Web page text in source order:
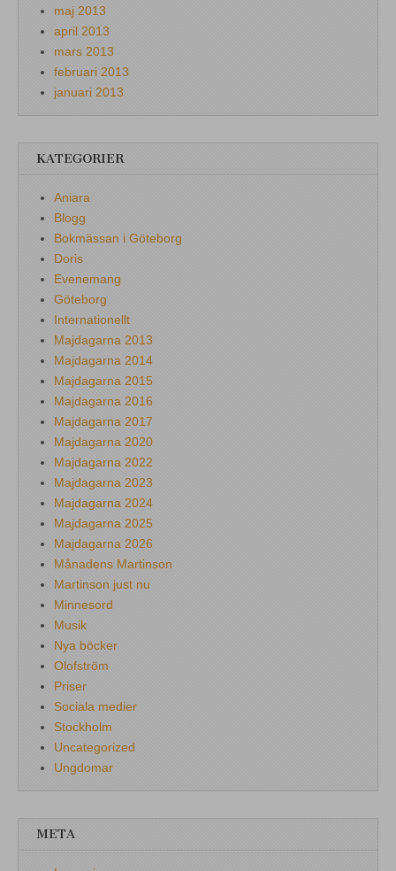
maj 2013
april 2013
mars 2013
februari 2013
januari 2013
KATEGORIER
Aniara
Blogg
Bokmässan i Göteborg
Doris
Evenemang
Göteborg
Internationellt
Majdagarna 2013
Majdagarna 2014
Majdagarna 2015
Majdagarna 2016
Majdagarna 2017
Majdagarna 2020
Majdagarna 2022
Majdagarna 2023
Majdagarna 2024
Majdagarna 2025
Majdagarna 2026
Månadens Martinson
Martinson just nu
Minnesord
Musik
Nya böcker
Olofström
Priser
Sociala medier
Stockholm
Uncategorized
Ungdomar
META